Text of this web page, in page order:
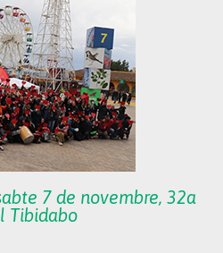
7 de novembre, 32a
Tibidabo